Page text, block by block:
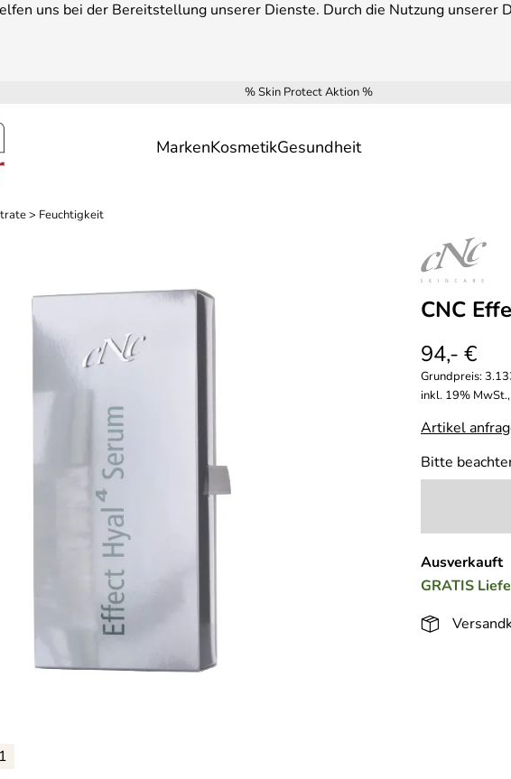
uns bei der Bereitstellung unserer Dienste. Durch die Nutzung unserer
% Skin Protect Aktion %
MarkenKosmetikGesundheit
> Feuchtigkeit
CNC
94,- €
Grundpreis:
inkl. 19%
Artikel
Bitte
Ausverkauft
GRATIS